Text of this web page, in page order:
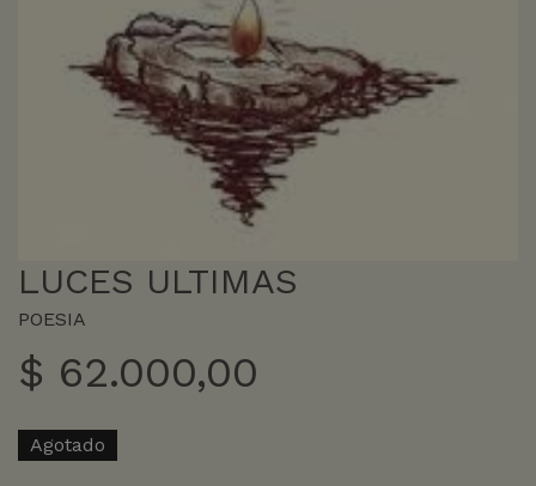
LUCES ULTIMAS
POESIA
$ 62.000,00
Agotado